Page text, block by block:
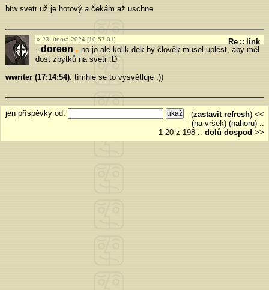
btw svetr už je hotový a čekám až uschne
23. února 2024 [10:57:01] Re :: link
doreen » no jo ale kolik dek by člověk musel uplést, aby měl
dost zbytků na svetr :D
wwriter (17:14:54): tímhle se to vysvětluje :))
jen příspěvky od: (zastavit refresh) <<
(na vršek) (nahoru) ::
1-20 z 198 :: dolů dospod >>